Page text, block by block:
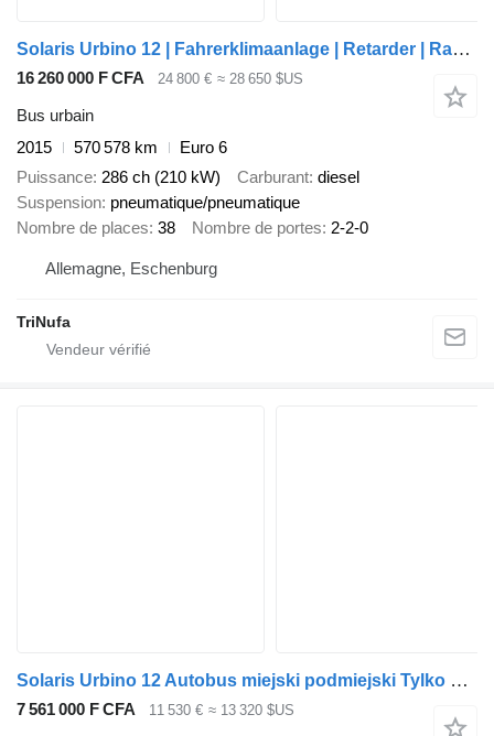
Solaris Urbino 12 | Fahrerklimaanlage | Retarder | Rampe |
16 260 000 F CFA 24 800 € ≈ 28 650 $US
Bus urbain
2015
570 578 km
Euro 6
Puissance 286 ch (210 kW) Carburant diesel
Suspension pneumatique/pneumatique
Nombre de places 38 Nombre de portes 2-2-0
Allemagne, Eschenburg
TriNufa
Solaris Urbino 12 Autobus miejski podmiejski Tylko 282 Tysiące przebiegu
7 561 000 F CFA 11 530 € ≈ 13 320 $US